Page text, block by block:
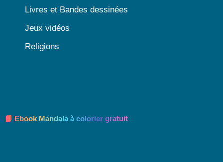
Livres et Bandes dessinées
Jeux vidéos
Religions
📘 Ebook Mandala à colorier gratuit